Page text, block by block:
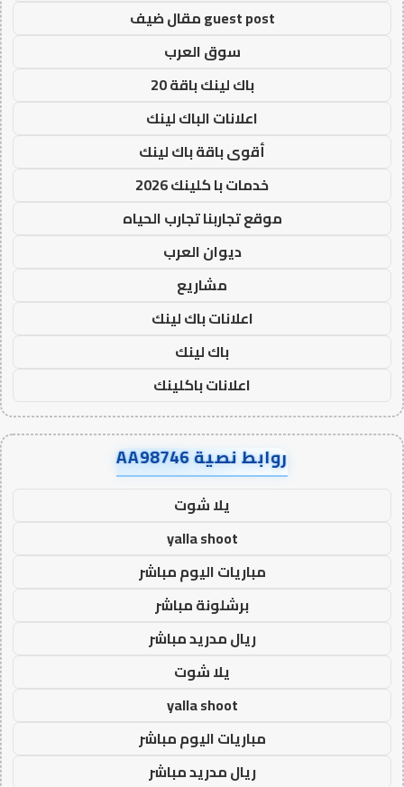
guest post مقال ضيف
سوق العرب
باك لينك باقة 20
اعلانات الباك لينك
أقوى باقة باك لينك
خدمات با كلينك 2026
موقع تجاربنا تجارب الحياه
ديوان العرب
مشاريع
اعلانات باك لينك
باك لينك
اعلانات باكلينك
روابط نصية AA98746
يلا شوت
yalla shoot
مباريات اليوم مباشر
برشلونة مباشر
ريال مدريد مباشر
يلا شوت
yalla shoot
مباريات اليوم مباشر
ريال مدريد مباشر